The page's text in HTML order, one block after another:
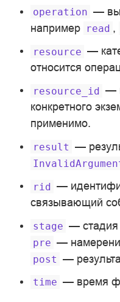
operation —
например read ,
resource —
относится
resource_id —
конкретного
применимо.
result —
rid —
связывающий
stage — стадия
pre —
post —
time — время